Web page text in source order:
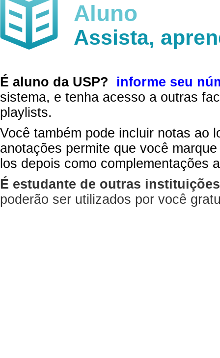
Aluno
Assista,
É aluno da USP?
informe seu
sistema, e tenha acesso a outras
playlists.
Você também pode incluir notas ao
anotações permite que você
los depois como complementações
É estudante de outras
poderão ser utilizados por você